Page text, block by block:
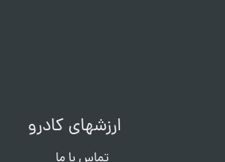
ارزشهای کادرو